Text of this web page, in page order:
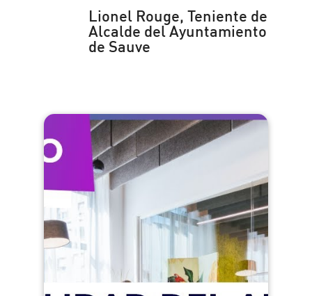
Lionel Rouge, Teniente de
Alcalde del Ayuntamiento
de Sauve